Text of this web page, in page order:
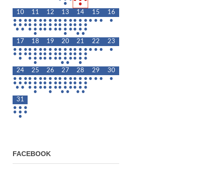
• •
10
• • •
• • •
• •
11
• • •
• • •
• • •
•
12
• • •
• • •
• • •
13
• • •
• • •
• • •
•
14
• • •
• • •
• • •
• •
15
• • •
16
•
17
• • •
• • •
•
18
• • •
• • •
• • •
•
19
• • •
• • •
• • •
20
• • •
• • •
• • •
• •
21
• • •
• • •
• • •
•
22
• • •
23
•
24
• • •
• • •
• •
25
• • •
• • •
• • •
•
26
• • •
• • •
• • •
•
27
• • •
• • •
• • •
• •
28
• • •
• • •
• • •
• •
29
• • •
30
•
31
• • •
• • •
•
FACEBOOK